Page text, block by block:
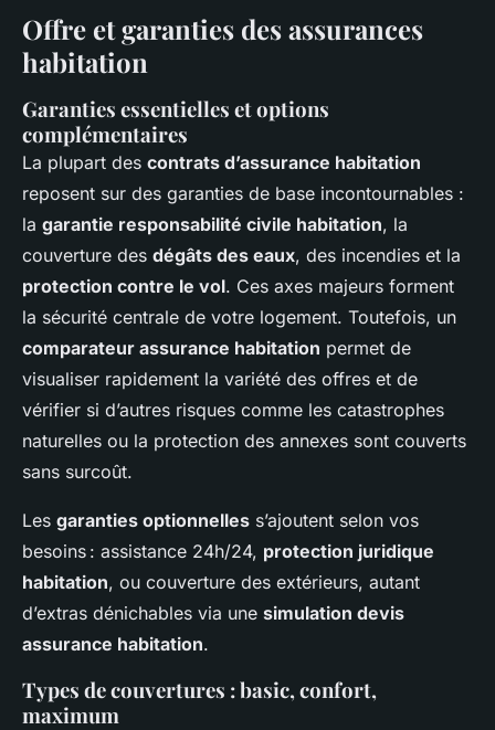
Offre et garanties des assurances
habitation
Garanties essentielles et options
complémentaires
La plupart des contrats d’assurance habitation
reposent sur des garanties de base incontournables :
la garantie responsabilité civile habitation, la
couverture des dégâts des eaux, des incendies et la
protection contre le vol. Ces axes majeurs forment
la sécurité centrale de votre logement. Toutefois, un
comparateur assurance habitation permet de
visualiser rapidement la variété des offres et de
vérifier si d’autres risques comme les catastrophes
naturelles ou la protection des annexes sont couverts
sans surcoût.
Les garanties optionnelles s’ajoutent selon vos
besoins : assistance 24h/24, protection juridique
habitation, ou couverture des extérieurs, autant
d’extras dénichables via une simulation devis
assurance habitation.
Types de couvertures : basic, confort,
maximum